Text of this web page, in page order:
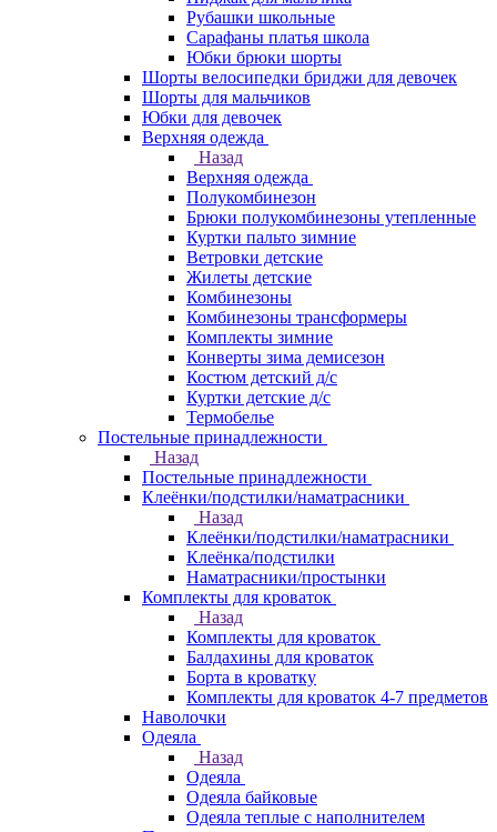
Рубашки школьные
Сарафаны платья школа
Юбки брюки шорты
Шорты велосипедки бриджи для девочек
Шорты для мальчиков
Юбки для девочек
Верхняя одежда
Назад
Верхняя одежда
Полукомбинезон
Брюки полукомбинезоны утепленные
Куртки пальто зимние
Ветровки детские
Жилеты детские
Комбинезоны
Комбинезоны трансформеры
Комплекты зимние
Конверты зима демисезон
Костюм детский д/с
Куртки детские д/с
Термобелье
Постельные принадлежности
Назад
Постельные принадлежности
Клеёнки/подстилки/наматрасники
Назад
Клеёнки/подстилки/наматрасники
Клеёнка/подстилки
Наматрасники/простынки
Комплекты для кроваток
Назад
Комплекты для кроваток
Балдахины для кроваток
Борта в кроватку
Комплекты для кроваток 4-7 предметов
Наволочки
Одеяла
Назад
Одеяла
Одеяла байковые
Одеяла теплые с наполнителем